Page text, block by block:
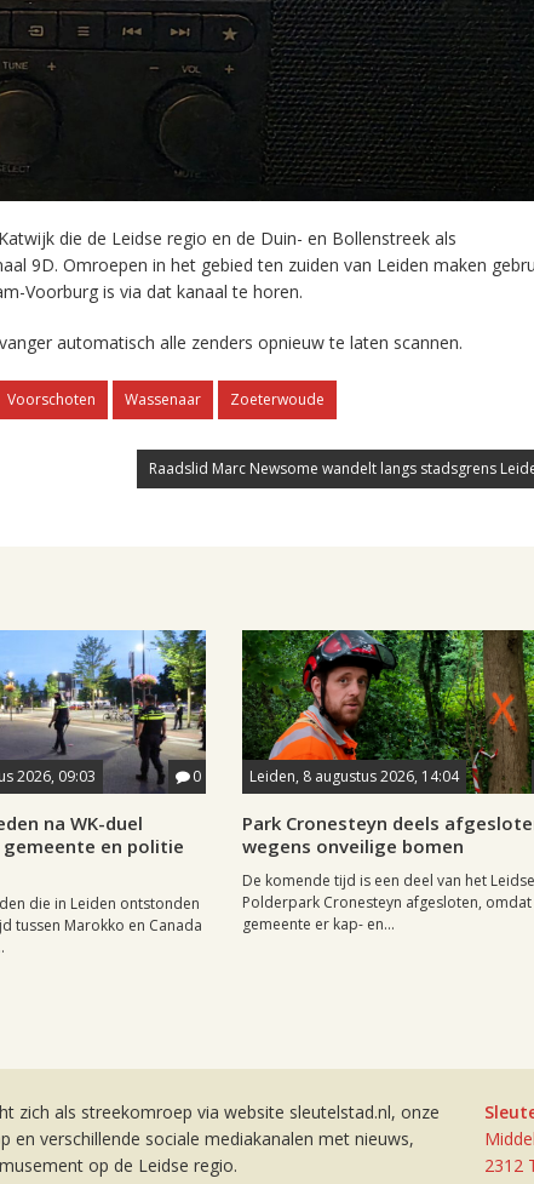
die de Leidse regio en de Duin- en Bollenstreek als
9D. Omroepen in het gebied ten zuiden van Leiden maken
Voorburg is via dat kanaal te horen.
automatisch alle zenders opnieuw te laten scannen.
Voorschoten Wassenaar Zoeterwoude
Raadslid Marc Newsome wandelt langs stadsgrens
2026, 09:03 0
na WK-duel
en politie
die in Leiden ontstonden
tussen Marokko en Canada
Leiden, 8 augustus 2026, 14:04
Park Cronesteyn deels
wegens onveilige bomen
De komende tijd is een deel van het Leidse
Polderpark Cronesteyn afgesloten, omdat
gemeente er kap- en...
zich als streekomroep via website sleutelstad.nl, onze
en verschillende sociale mediakanalen met nieuws,
op de Leidse regio.
2312